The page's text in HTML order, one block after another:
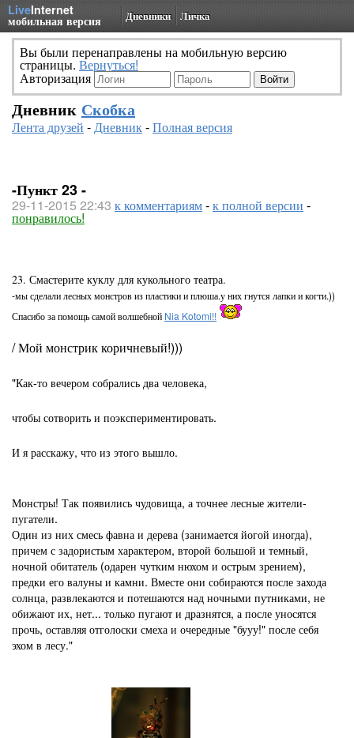
LiveInternet
мобильная версия Дневники Личка
Вы были перенаправлены на мобильную версию
страницы. Вернуться!
Авторизация
Дневник Скобка
Лента друзей -Дневник-Полная версия
-Пункт 23 -
29-11-2015 22:43 к комментариям-к полной версии -
понравилось!
23. Смастерите куклу для кукольного театра.
-мы сделали лесных монстров из пластики и плюша.у них гнутся лапки и когти.))
Спасибо за помощь самой волшебной Nia Kotomi!!
/ Мой монстрик коричневый!)))
"Как-то вечером собрались два человека,
чтобы сотворить и поэкспериментировать.
И я расскажу, что из этого вышло.
Монстры! Так появились чудовища, а точнее лесные жители-
пугатели.
Один из них смесь фавна и дерева (занимается йогой иногда),
причем с задористым характером, второй большой и темный,
ночной обитатель (одарен чутким нюхом и острым зрением),
предки его валуны и камни. Вместе они собираются после захода
солнца, развлекаются и потешаются над ночными путниками, не
обижают их, нет... только пугают и дразнятся, а после уносятся
прочь, оставляя отголоски смеха и очередные "бууу!" после себя
эхом в лесу."